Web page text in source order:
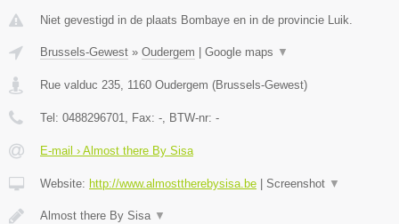
Niet gevestigd in de plaats Bombaye en in de provincie Luik.
Brussels-Gewest » Oudergem Google maps ▼
Rue valduc 235, 1160 Oudergem (Brussels-Gewest)
Tel: 0488296701, Fax: -, BTW-nr: -
E-mail › Almost there By Sisa
Website: http://www.almosttherebysisa.be Screenshot ▼
Almost there By Sisa ▼